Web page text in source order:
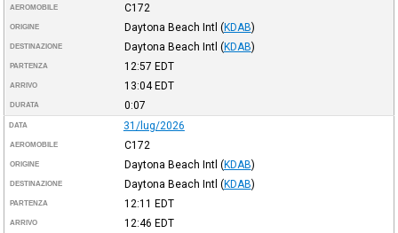
AEROMOBILE C172
ORIGINE Daytona Beach Intl (KDAB)
DESTINAZIONE Daytona Beach Intl (KDAB)
PARTENZA 12:57 EDT
ARRIVO 13:04EDT
DURATA 0:07
DATA 31/lug/2026
AEROMOBILE C172
ORIGINE Daytona Beach Intl (KDAB)
DESTINAZIONE Daytona Beach Intl (KDAB)
PARTENZA 12:11 EDT
ARRIVO 12:46 EDT